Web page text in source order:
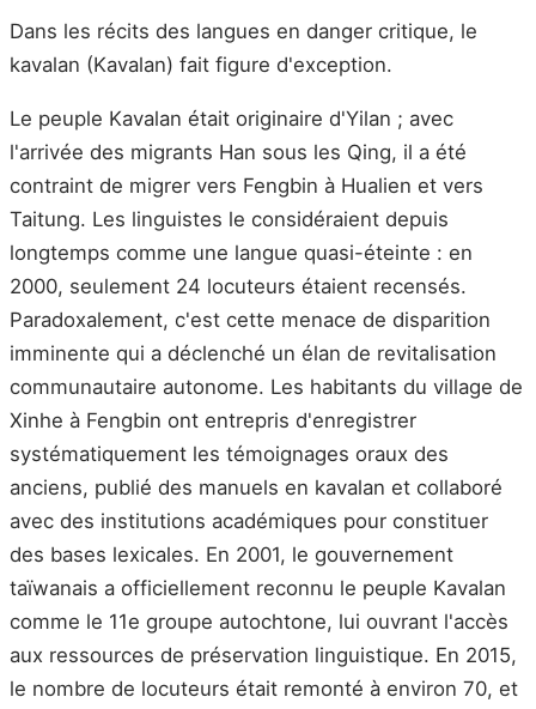
Dans les récits des langues en danger critique, le
kavalan (Kavalan) fait figure d'exception.
Le peuple Kavalan était originaire d'Yilan ; avec
l'arrivée des migrants Han sous les Qing, il a été
contraint de migrer vers Fengbin à Hualien et vers
Taitung. Les linguistes le considéraient depuis
longtemps comme une langue quasi-éteinte : en
2000, seulement 24 locuteurs étaient recensés.
Paradoxalement, c'est cette menace de disparition
imminente qui a déclenché un élan de revitalisation
communautaire autonome. Les habitants du village de
Xinhe à Fengbin ont entrepris d'enregistrer
systématiquement les témoignages oraux des
anciens, publié des manuels en kavalan et collaboré
avec des institutions académiques pour constituer
des bases lexicales. En 2001, le gouvernement
taïwanais a officiellement reconnu le peuple Kavalan
comme le 11e groupe autochtone, lui ouvrant l'accès
aux ressources de préservation linguistique. En 2015,
le nombre de locuteurs était remonté à environ 70, et